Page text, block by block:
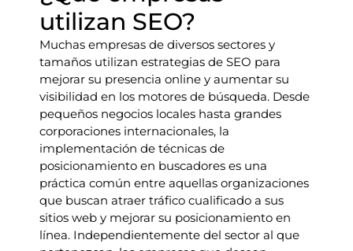
utilizan SEO?
Muchas empresas de diversos sectores y
tamaños utilizan estrategias de SEO para
mejorar su presencia online y aumentar su
visibilidad en los motores de búsqueda. Desde
pequeños negocios locales hasta grandes
corporaciones internacionales, la
implementación de técnicas de
posicionamiento en buscadores es una
práctica común entre aquellas organizaciones
que buscan atraer tráfico cualificado a sus
sitios web y mejorar su posicionamiento en
línea. Independientemente del sector al que